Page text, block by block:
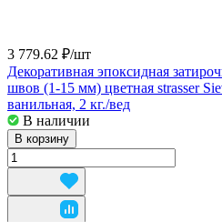
3 779.62 ₽/шт
Декоративная эпоксидная
швов (1-15 мм) цветная strasser
ванильная, 2 кг./вед
В наличии
В корзину